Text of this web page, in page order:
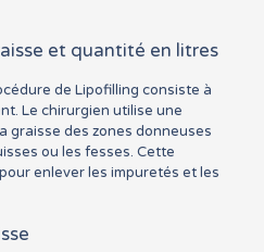
et quantité en litres
de Lipofilling consiste à
Le chirurgien utilise une
graisse des zones donneuses
ou les fesses. Cette
enlever les impuretés et les